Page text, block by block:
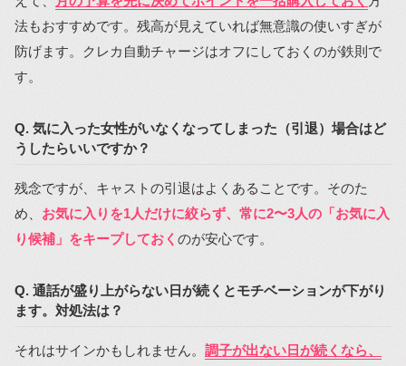
法もおすすめです。残高が見えていれば無意識の使いすぎが
防げます。クレカ自動チャージはオフにしておくのが鉄則で
す。
Q. 気に入った女性がいなくなってしまった（引退）場合はど
うしたらいいですか？
残念ですが、キャストの引退はよくあることです。そのた
め、 お気に入りを1人だけに絞らず、常に2〜3人の「お気に入
り候補」をキープしておく のが安心です。
Q. 通話が盛り上がらない日が続くとモチベーションが下がり
ます。対処法は？
それはサインかもしれません。 調子が出ない日が続くなら、